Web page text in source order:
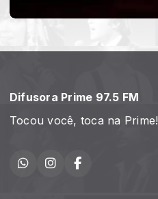
Difusora Prime 97.5 FM
Tocou você, toca na Prime!